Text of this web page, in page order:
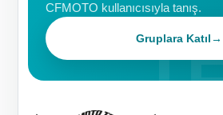
CFMOTO kullanıcısıyla tanış.
Gruplara Katıl→